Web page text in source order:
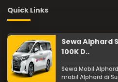
Quick Links
Sewa Alphard
100K D..
Sewa Mobil
mobil Alphard di